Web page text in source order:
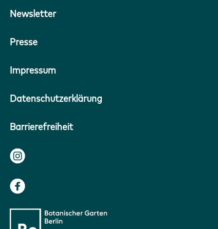
Newsletter
Presse
Impressum
Datenschutzerklärung
Barrierefreiheit